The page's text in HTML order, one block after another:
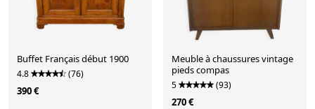
Buffet Français début 1900
4.8 (76)
390 €
Meuble à chaussures vintage
pieds compas
5 (93)
270 €